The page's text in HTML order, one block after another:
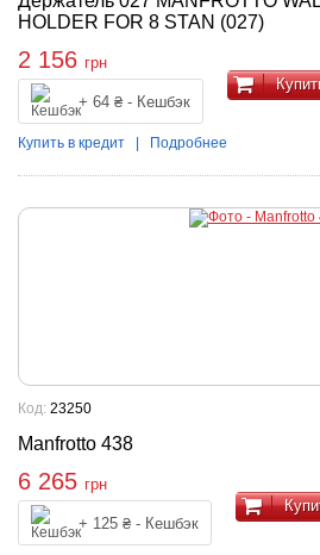
HOLDER FOR 8 STAN (027)
2 156 грн
+ 64 ₴ - Кешбэк
Купить в кредит Подробнее
Manfrotto 438
Код: 23250
6 265 грн
+ 125 ₴ - Кешбэк